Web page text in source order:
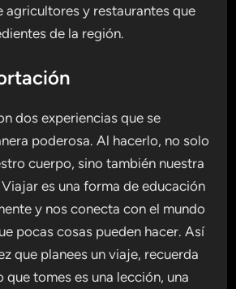
agricultores y restaurantes que
de la región.
dos experiencias que se
poderosa. Al hacerlo, no solo
cuerpo, sino también nuestra
es una forma de educación
y nos conecta con el mundo
pocas cosas pueden hacer. Así
que planees un viaje, recuerda
que tomes es una lección, una